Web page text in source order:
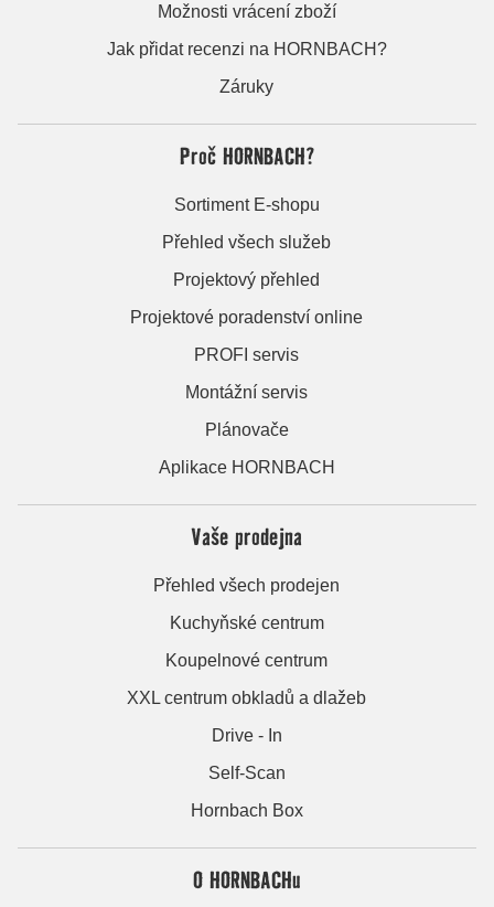
Možnosti vrácení zboží
Jak přidat recenzi na HORNBACH?
Záruky
Proč HORNBACH?
Sortiment E-shopu
Přehled všech služeb
Projektový přehled
Projektové poradenství online
PROFI servis
Montážní servis
Plánovače
Aplikace HORNBACH
Vaše prodejna
Přehled všech prodejen
Kuchyňské centrum
Koupelnové centrum
XXL centrum obkladů a dlažeb
Drive - In
Self-Scan
Hornbach Box
O HORNBACHu